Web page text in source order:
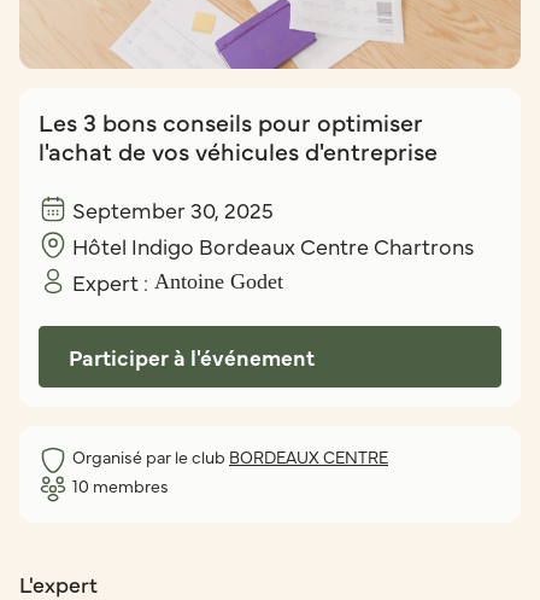
Les 3 bons conseils pour optimiser
l'achat de vos véhicules d'entreprise
September 30, 2025
Hôtel Indigo Bordeaux Centre Chartrons
Expert : Antoine Godet
Participer à l'événement
Organisé par le club BORDEAUX CENTRE
10 membres
L'expert